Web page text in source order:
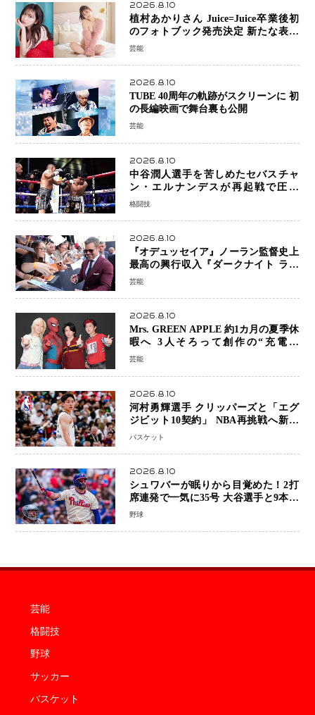
2026.8.10
植村あかりさん Juice=Juice卒業後初
のフォトブック発売決定 新たな表現
者としての“今”を凝縮
芸能
2026.8.10
TUBE 40周年の軌跡がスクリーンに 初
の長編映画で舞台裏も公開
芸能
2026.8.10
中谷潤人選手を苦しめたセバスチャ
ン・エルナンデスが再起戦で圧巻
KO 2回で相手を沈める…次戦は亀田
格闘技
2026.8.10
『オデュッセイア』ノーラン監督史上
最高の興行収入『ダークナイト ライ
ジング』超え、世界で11億ドル突破
芸能
2026.8.10
Mrs. GREEN APPLE 約1カ月の夏季休
暇へ 3人そろって創作の“充電期
間”「自分らしいインプットを」
芸能
2026.8.10
河村勇輝選手 クリッパーズと「エグ
ジビット10契約」 NBA再挑戦へ新た
な一歩、八村塁選手との共闘にも期待
バスケット
2026.8.10
シュワバーが眠りから目覚めた！2打
席連発で一気に35号 大谷選手と9本差
に 本塁打王争いで単独トップ浮上
野球
芸能
格闘技
野球
サッカー
バスケット